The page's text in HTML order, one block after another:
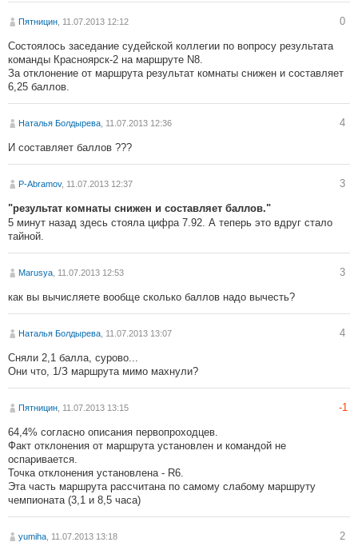
Пятницин , 11.07.2013 12:12 0
Состоялось заседание судейской коллегии по вопросу результата
команды Красноярск-2 на маршруте N8.
За отклонение от маршрута результат комнаты снижен и составляет
6,25 баллов.
Наталья Болдырева , 11.07.2013 12:36 4
И составляет баллов ???
P-Abramov, 11.07.2013 12:37 3
"результат комнаты снижен и составляет баллов."
5 минут назад здесь стояла цифра 7.92. А теперь это вдруг стало
тайной.
Marusya , 11.07.2013 12:53 3
как вы вычисляете вообще сколько баллов надо вычесть?
Наталья Болдырева , 11.07.2013 13:07 4
Сняли 2,1 балла, сурово...
Они что, 1/З маршрута мимо махнули?
Пятницин , 11.07.2013 13:15 -1
64,4% согласно описания первопроходцев.
Факт отклонения от маршрута установлен и командой не
оспаривается.
Точка отклонения установлена - R6.
Эта часть маршрута рассчитана по самому слабому маршруту
чемпионата (3,1 и 8,5 часа)
yumiha , 11.07.2013 13:18 2